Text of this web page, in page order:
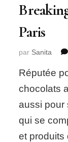
Paris
par Sanita
Réputée
chocolats
aussi pour
qui se
et produits